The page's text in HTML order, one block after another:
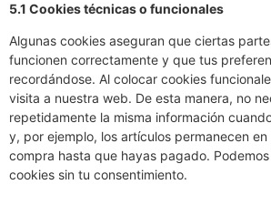
5.1 Cookies técnicas o funcionales
Algunas cookies aseguran que ciertas
funcionen correctamente y que tus
recordándose. Al colocar cookies
visita a nuestra web. De esta manera, no
repetidamente la misma información
y, por ejemplo, los artículos permanecen
compra hasta que hayas pagado.
cookies sin tu consentimiento.